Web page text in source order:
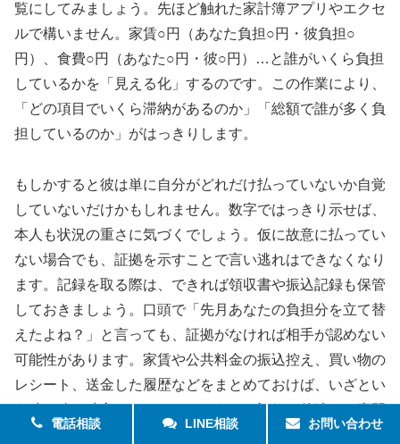
覧にしてみましょう。先ほど触れた家計簿アプリやエクセ
ルで構いません。家賃○円（あなた負担○円・彼負担○
円）、食費○円（あなた○円・彼○円）…と誰がいくら負担
しているかを「見える化」するのです。この作業により、
「どの項目でいくら滞納があるのか」「総額で誰が多く負
担しているのか」がはっきりします。
もしかすると彼は単に自分がどれだけ払っていないか自覚
していないだけかもしれません。数字ではっきり示せば、
本人も状況の重さに気づくでしょう。仮に故意に払ってい
ない場合でも、証拠を示すことで言い逃れはできなくなり
ます。記録を取る際は、できれば領収書や振込記録も保管
しておきましょう。口頭で「先月あなたの負担分を立て替
えたよね？」と言っても、証拠がなければ相手が認めない
可能性があります。家賃や公共料金の振込控え、買い物の
レシート、送金した履歴などをまとめておけば、いざとい
う時に強い味方になります。こうした記録は後述する専門
家への相談時にも役立ちます。
電話相談 LINE相談 お問い合わせ